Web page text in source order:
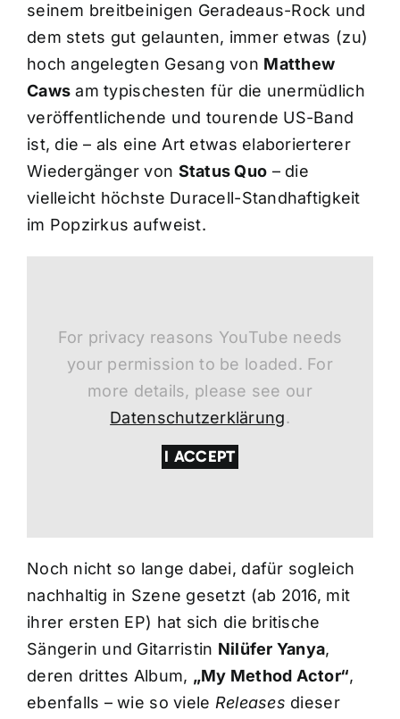
seinem breitbeinigen Geradeaus-Rock und
dem stets gut gelaunten, immer etwas (zu)
hoch angelegten Gesang von Matthew
Caws am typischesten für die unermüdlich
veröffentlichende und tourende US-Band
ist, die – als eine Art etwas elaborierterer
Wiedergänger von Status Quo – die
vielleicht höchste Duracell-Standhaftigkeit
im Popzirkus aufweist.
For privacy reasons YouTube needs
your permission to be loaded. For
more details, please see our
Datenschutzerklärung.
I ACCEPT
Noch nicht so lange dabei, dafür sogleich
nachhaltig in Szene gesetzt (ab 2016, mit
ihrer ersten EP) hat sich die britische
Sängerin und Gitarristin Nilüfer Yanya,
deren drittes Album, „My Method Actor“,
ebenfalls – wie so viele Releases dieser